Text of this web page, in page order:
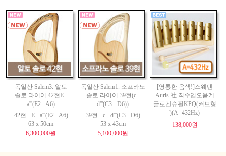
독일산 Salem3. 알토
솔로 라이어 42현E -
a'''(E2 - A6)
- 42현 - E - a'''(E2 - A6) -
63 x 50cm
6,300,000원
독일산 Salem1. 소프라노
솔로 라이어 39현(c -
d'''(C3 - D6))
- 39현 - c - d'''(C3 - D6) -
53 x 43cm
5,100,000원
[영롱한 음색!]스웨덴
Auris 社 직수입오음계
글로켄슈필KPQ(커브형
)(A=432Hz)
138,000원